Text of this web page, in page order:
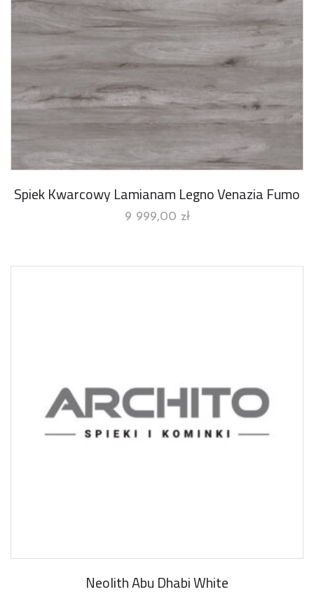
Spiek Kwarcowy Lamianam Legno Venazia Fumo
9 999,00 zł
Neolith Abu Dhabi White